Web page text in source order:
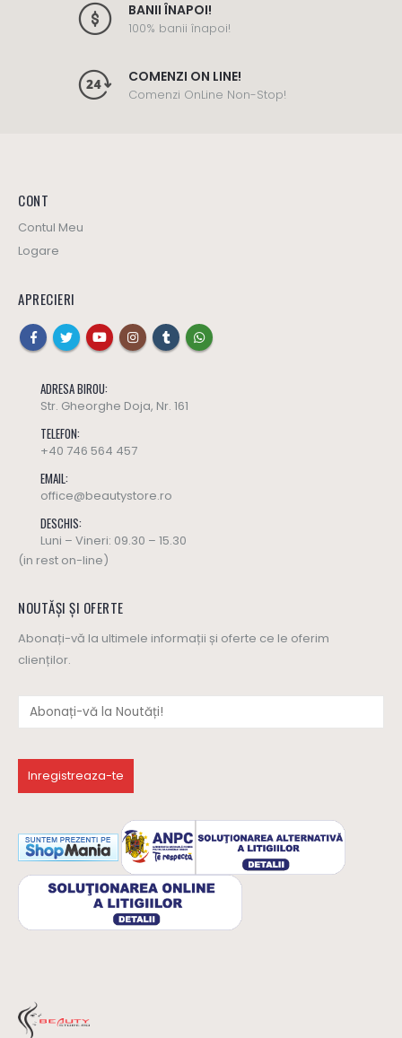
BANII ÎNAPOI!
100% banii înapoi!
COMENZI ON LINE!
Comenzi OnLine Non-Stop!
CONT
Contul Meu
Logare
APRECIERI
ADRESA BIROU:
Str. Gheorghe Doja, Nr. 161
TELEFON:
+40 746 564 457
EMAIL:
office@beautystore.ro
DESCHIS:
Luni – Vineri: 09.30 – 15.30
(in rest on-line)
NOUTĂȘI ȘI OFERTE
Abonați-vă la ultimele informații și oferte ce le oferim
clienților.